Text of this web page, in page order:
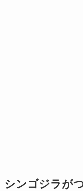
シンゴジラが